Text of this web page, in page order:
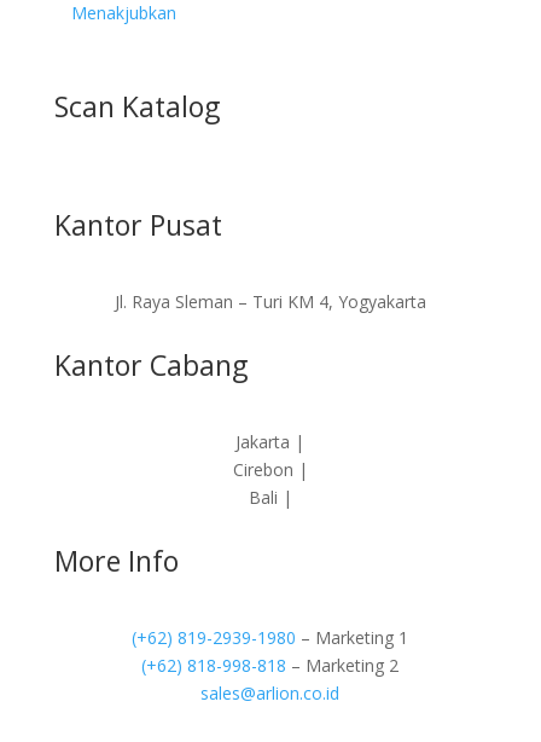
Menakjubkan
Scan Katalog
Kantor Pusat
Jl. Raya Sleman – Turi KM 4, Yogyakarta
Kantor Cabang
Jakarta |
Cirebon |
Bali |
More Info
(+62) 819-2939-1980 – Marketing 1
(+62) 818-998-818 – Marketing 2
sales@arlion.co.id